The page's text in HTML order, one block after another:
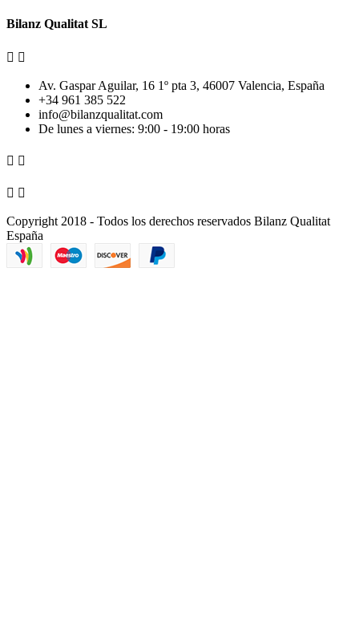
Bilanz Qualitat SL
 
Av. Gaspar Aguilar, 16 1º pta 3, 46007 Valencia, España
+34 961 385 522
info@bilanzqualitat.com
De lunes a viernes: 9:00 - 19:00 horas
 
 
Copyright 2018 - Todos los derechos reservados Bilanz Qualitat
España